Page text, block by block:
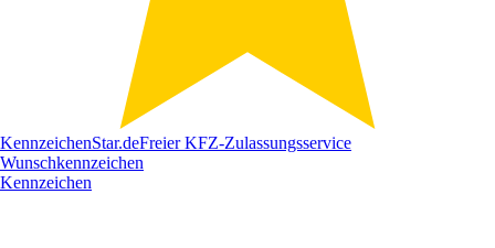
KennzeichenStar.deFreier KFZ-Zulassungsservice
Wunschkennzeichen
Kennzeichen